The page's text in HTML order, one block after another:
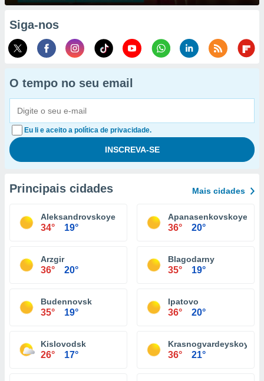
Siga-nos
O tempo no seu email
Eu li e aceito a política de privacidade.
Principais cidades Mais cidades
Aleksandrovskoye
34° 19°
Apanasenkovskoye
36° 20°
Arzgir
36° 20°
Blagodarny
35° 19°
Budennovsk
35° 19°
Ipatovo
36° 20°
Kislovodsk
26° 17°
Krasnogvardeyskoye
36° 21°